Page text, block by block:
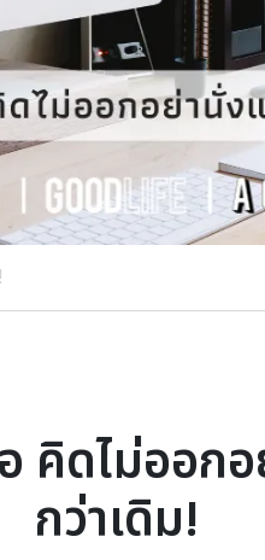
คิดไม่ออก
กว่าเดิม!